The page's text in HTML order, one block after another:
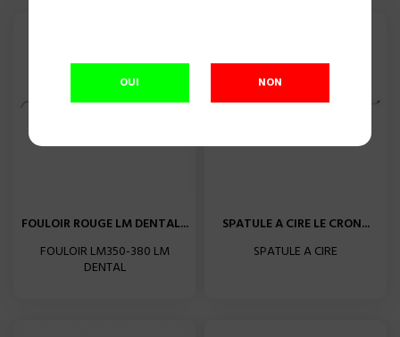
OUI NON
FOULOIR ROUGE LM DENTAL...
FOULOIR LM350-380 LM
DENTAL
SPATULE A CIRE LE CRON...
SPATULE A CIRE